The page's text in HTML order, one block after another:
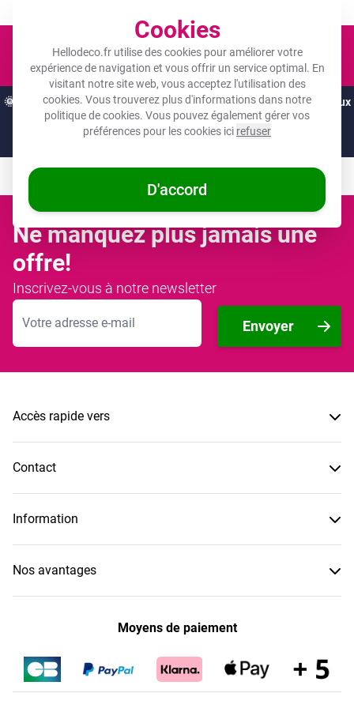
Cookies
Hellodeco.fr utilise des cookies pour améliorer votre
expérience de navigation et vous offrir un service optimal. En
visitant notre site web, vous acceptez l'utilisation des
cookies. Vous trouverez plus d'informations dans notre
politique de cookies. Vous pouvez également gérer vos
préférences pour les cookies ici refuser
D'accord
🌞 OFFRES D'ÉTÉ :Les meilleures remises de l'année sur vos cadeaux
préférés ! 🌞
Il ne reste que 14 heures et 01:51
Ne manquez plus jamais une
offre!
Inscrivez-vous à notre newsletter
Adresse mail
Envoyer
Accès rapide vers
Contact
Information
Nos avantages
Moyens de paiement